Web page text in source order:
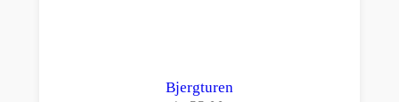
Bjergturen